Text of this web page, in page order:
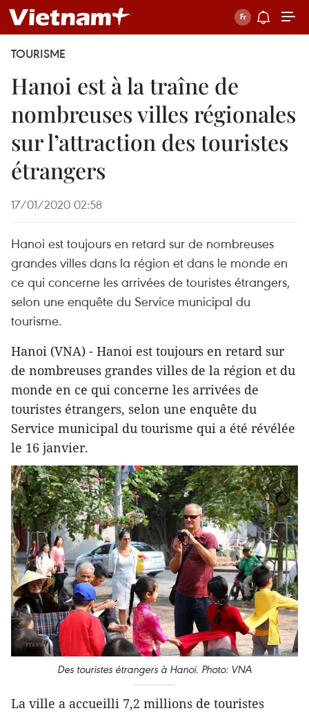
TOURISME
Hanoi est à la traîne de
nombreuses villes régionales
sur l’attraction des touristes
étrangers
17/01/2020 02:58
Hanoi est toujours en retard sur de nombreuses
grandes villes dans la région et dans le monde en
ce qui concerne les arrivées de touristes étrangers,
selon une enquête du Service municipal du
tourisme.
Hanoi (VNA) - Hanoi est toujours en retard sur
de nombreuses grandes villes de la région et du
monde en ce qui concerne les arrivées de
touristes étrangers, selon une enquête du
Service municipal du tourisme qui a été révélée
le 16 janvier.
Des touristes étrangers à Hanoi. Photo: VNA
La ville a accueilli 7,2 millions de touristes